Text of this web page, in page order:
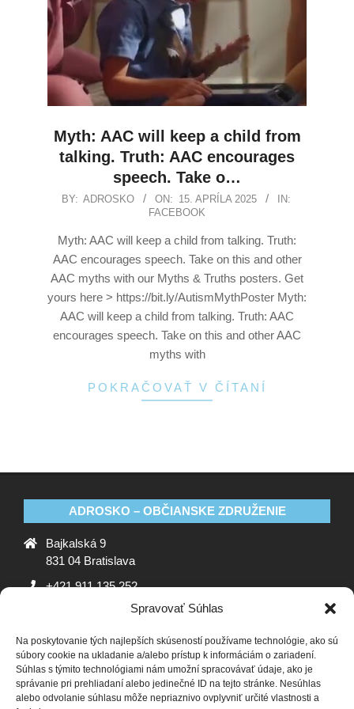
Spravovať Súhlas
Na poskytovanie tých najlepších skúseností používame technológie, ako sú
súbory cookie na ukladanie a/alebo prístup k informáciám o zariadení.
Súhlas s týmito technológiami nám umožní spracovávať údaje, ako je
správanie pri prehliadaní alebo jedinečné ID na tejto stránke. Nesúhlas
alebo odvolanie súhlasu môže nepriaznivo ovplyvniť určité vlastnosti a
Myth: AAC will keep a child from
talking. Truth: AAC encourages
speech. Take o…
BY: ADROSKO ON: 15. APRÍLA 2025
IN:
FACEBOOK
Myth: AAC will keep a child from talking. Truth:
AAC encourages speech. Take on this and other
AAC myths with our Myths & Truths posters. Get
yours here > https://bit.ly/AutismMythPoster Myth:
AAC will keep a child from talking. Truth: AAC
encourages speech. Take on this and other AAC
myths with
POKRAČOVAŤ V ČÍTANÍ
ADROSKO – OBČIANSKE ZDRUŽENIE
Bajkalská 9
831 04 Bratislava
+421 911 135 252
ADROSKO
Stanovy OZ Ochrana osobných údajov
Zásady
používania súborov cookie (EÚ)
Vyhlásenie o ochrane